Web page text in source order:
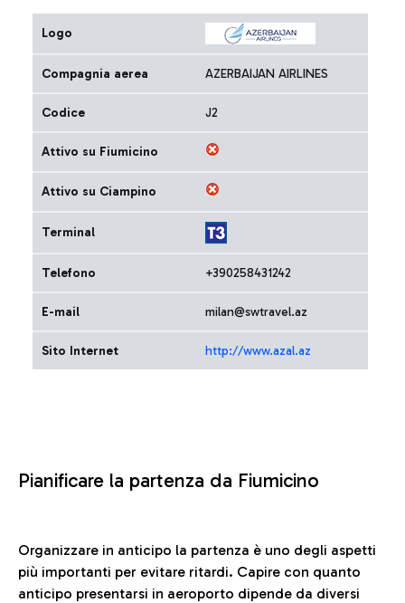
Logo
Compagnia aerea AZERBAIJAN AIRLINES
Codice J2
Attivo su Fiumicino
Attivo su Ciampino
Terminal
Telefono +390258431242
E-mail milan@swtravel.az
Sito Internet http://www.azal.az
Pianificare la partenza da Fiumicino
Organizzare in anticipo la partenza è uno degli aspetti
più importanti per evitare ritardi. Capire con quanto
anticipo presentarsi in aeroporto dipende da diversi